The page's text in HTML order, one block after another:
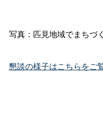
写真：匹見地域でまちづ
懇談の様子はこちらをご